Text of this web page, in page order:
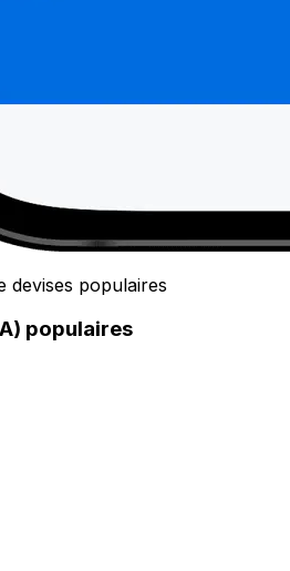
devises populaires
populaires